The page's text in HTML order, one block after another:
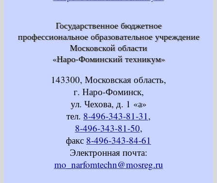
Государственное бюджетное
профессиональное образовательное учреждение
Московской области
«Наро-Фоминский техникум»
143300, Московская область,
г. Наро-Фоминск,
ул. Чехова, д. 1 «а»
тел. 8-496-343-81-31,
8-496-343-81-50,
факс 8-496-343-84-61
Электронная почта:
mo_narfomtechn@mosreg.ru